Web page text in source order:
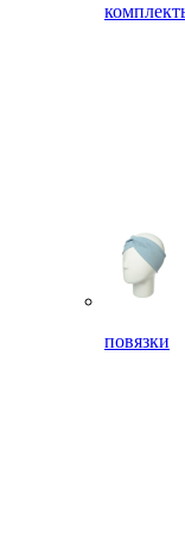
повязки